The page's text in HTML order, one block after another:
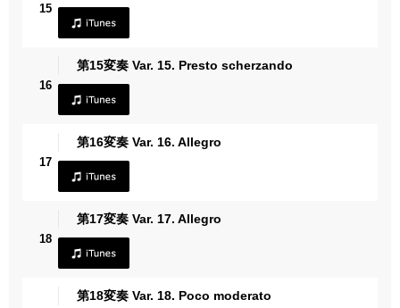
15
16
第15変奏 Var. 15. Presto scherzando
17
第16変奏 Var. 16. Allegro
18
第17変奏 Var. 17. Allegro
第18変奏 Var. 18. Poco moderato